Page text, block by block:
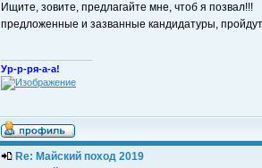
Ищите, зовите, предлагайте мне, чтоб я позвал!!!
предложенные и зазванные кандидатуры,
Ур-р-ря-а-а!
Re: Майский поход 2019